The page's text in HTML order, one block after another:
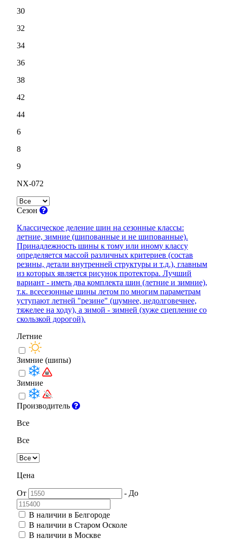
30
32
34
36
38
42
44
6
8
9
NX-072
Сезон
Классическое деление шин на сезонные классы:
летние, зимние (шипованные и не шипованные).
Принадлежность шины к тому или иному классу
определяется массой различных критериев (состав
резины, детали внутренней структуры и т.д.), главным
из которых является рисунок протектора. Лучший
вариант - иметь два комплекта шин (летние и зимние),
т.к. всесезонные шины летом по многим параметрам
уступают летней "резине" (шумнее, недолговечнее,
тяжелее на ходу), а зимой - зимней (хуже сцепление со
скользкой дорогой).
Летние
Зимние (шипы)
Зимние
Производитель
Все
Все
Цена
От - До
В наличии в Белгороде
В наличии в Старом Осколе
В наличии в Москве